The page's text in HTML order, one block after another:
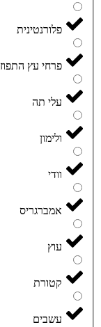
פלורנטינית
פרחי עץ התפוז
עלי תה
ולימון
וודי
אמברגריס
עוץ
קטורת
עשבים